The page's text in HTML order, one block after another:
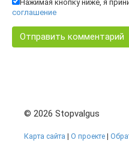
Нажимая кнопку ниже, я
соглашение
© 2026 Stopvalgus
Карта сайта | О проекте |